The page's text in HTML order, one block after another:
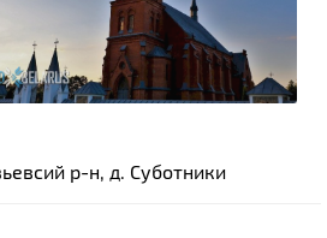
и заказники
р-н, д. Суботники